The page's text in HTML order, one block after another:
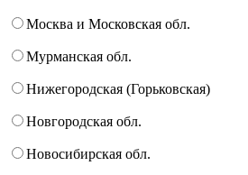
Москва и Московская обл.
Мурманская обл.
Нижегородская (Горьковская)
Новгородская обл.
Новосибирская обл.